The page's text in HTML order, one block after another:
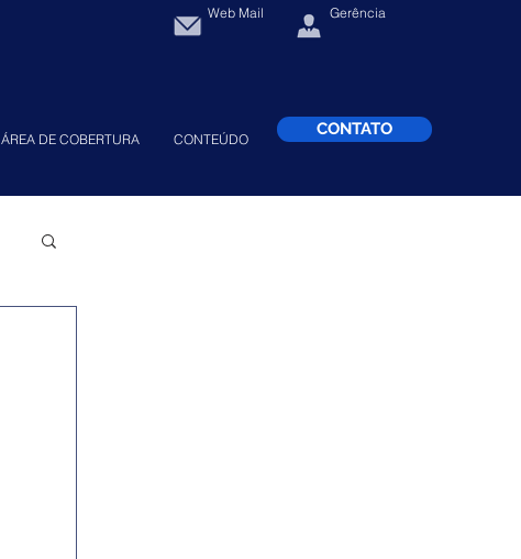
Web Mail Gerência
ÁREA DE COBERTURA CONTEÚDO
CONTATO